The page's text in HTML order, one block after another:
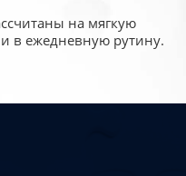
на мягкую
в ежедневную рутину.